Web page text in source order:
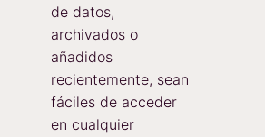
de datos,
archivados o
añadidos
recientemente, sean
fáciles de acceder
en cualquier